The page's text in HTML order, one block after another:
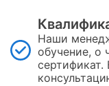
Наши
обучение, о